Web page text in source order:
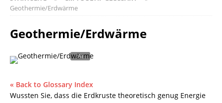
Geothermie/Erdwärme
Geothermie/Erdwärme
« Back to Glossary Index
Wussten Sie, dass die Erdkruste theoretisch genug Energie